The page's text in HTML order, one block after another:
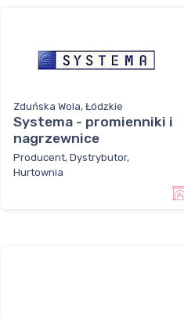
Zduńska Wola, Łódzkie
Systema - promienniki i
nagrzewnice
Producent, Dystrybutor,
Hurtownia